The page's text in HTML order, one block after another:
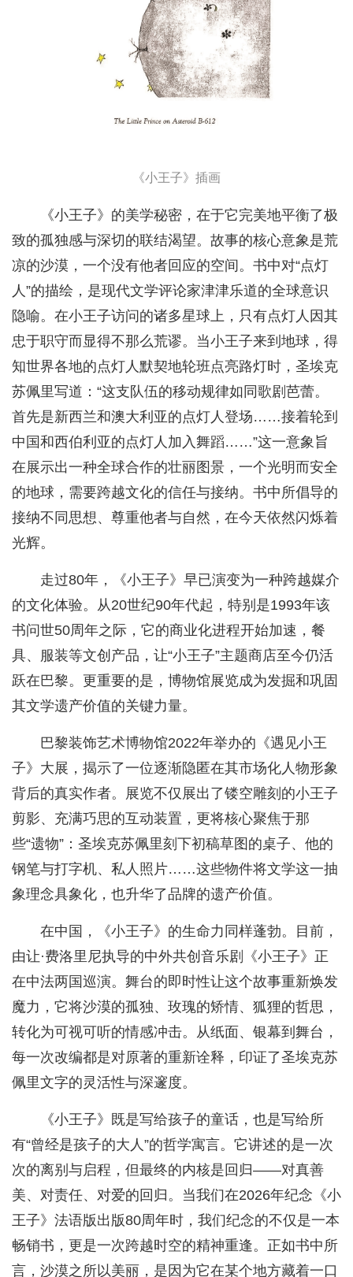
《小王子》插画
《小王子》的美学秘密，在于它完美地平衡了极
致的孤独感与深切的联结渴望。故事的核心意象是荒
凉的沙漠，一个没有他者回应的空间。书中对“点灯
人”的描绘，是现代文学评论家津津乐道的全球意识
隐喻。在小王子访问的诸多星球上，只有点灯人因其
忠于职守而显得不那么荒谬。当小王子来到地球，得
知世界各地的点灯人默契地轮班点亮路灯时，圣埃克
苏佩里写道：“这支队伍的移动规律如同歌剧芭蕾。
首先是新西兰和澳大利亚的点灯人登场……接着轮到
中国和西伯利亚的点灯人加入舞蹈……”这一意象旨
在展示出一种全球合作的壮丽图景，一个光明而安全
的地球，需要跨越文化的信任与接纳。书中所倡导的
接纳不同思想、尊重他者与自然，在今天依然闪烁着
光辉。
走过80年，《小王子》早已演变为一种跨越媒介
的文化体验。从20世纪90年代起，特别是1993年该
书问世50周年之际，它的商业化进程开始加速，餐
具、服装等文创产品，让“小王子”主题商店至今仍活
跃在巴黎。更重要的是，博物馆展览成为发掘和巩固
其文学遗产价值的关键力量。
巴黎装饰艺术博物馆2022年举办的《遇见小王
子》大展，揭示了一位逐渐隐匿在其市场化人物形象
背后的真实作者。展览不仅展出了镂空雕刻的小王子
剪影、充满巧思的互动装置，更将核心聚焦于那
些“遗物”：圣埃克苏佩里刻下初稿草图的桌子、他的
钢笔与打字机、私人照片……这些物件将文学这一抽
象理念具象化，也升华了品牌的遗产价值。
在中国，《小王子》的生命力同样蓬勃。目前，
由让·费洛里尼执导的中外共创音乐剧《小王子》正
在中法两国巡演。舞台的即时性让这个故事重新焕发
魔力，它将沙漠的孤独、玫瑰的矫情、狐狸的哲思，
转化为可视可听的情感冲击。从纸面、银幕到舞台，
每一次改编都是对原著的重新诠释，印证了圣埃克苏
佩里文字的灵活性与深邃度。
《小王子》既是写给孩子的童话，也是写给所
有“曾经是孩子的大人”的哲学寓言。它讲述的是一次
次的离别与启程，但最终的内核是回归——对真善
美、对责任、对爱的回归。当我们在2026年纪念《小
王子》法语版出版80周年时，我们纪念的不仅是一本
畅销书，更是一次跨越时空的精神重逢。正如书中所
言，沙漠之所以美丽，是因为它在某个地方藏着一口